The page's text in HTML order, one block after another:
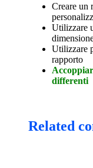
Creare un
Utilizzare
Utilizzare
rapporto
differenti
Related